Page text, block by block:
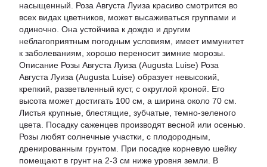
насыщенный. Роза Августа Луиза красиво смотрится во
всех видах цветников, может высаживаться группами и
одиночно. Она устойчива к дождю и другим
неблагоприятным погодным условиям, имеет иммунитет
к заболеваниям, хорошо переносит зимние морозы.
Описание Розы Августа Луиза (Augusta Luise) Роза
Августа Луиза (Augusta Luise) образует невысокий,
крепкий, разветвленный куст, с округлой кроной. Его
высота может достигать 100 см, а ширина около 70 см.
Листья крупные, блестящие, зубчатые, темно-зеленого
цвета. Посадку саженцев производят весной или осенью.
Розы любят солнечные участки, с плодородным,
дренированным грунтом. При посадке корневую шейку
помещают в грунт на 2-3 см ниже уровня земли. В